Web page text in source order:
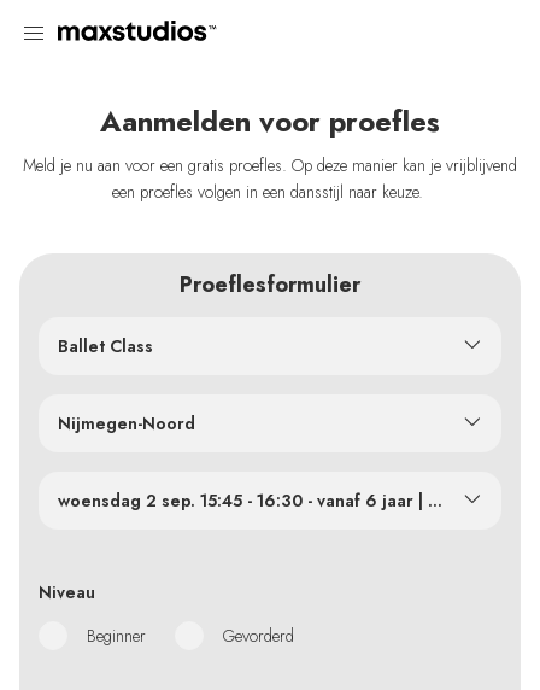
Aanmelden voor proefles
Meld je nu aan voor een gratis proefles. Op deze manier kan je vrijblijvend
een proefles volgen in een dansstijl naar keuze.
Proeflesformulier
Ballet Class
Nijmegen-Noord
woensdag 2 sep. 15:45 - 16:30 - vanaf 6 jaar | Zaal 2
Niveau
Beginner
Gevorderd